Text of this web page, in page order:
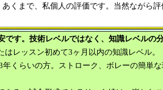
くまで、私個人の評価です。当然ながら
す。技術レベルではなく、知識レベルの分
レッスン初めて3ヶ月以内の知識レベル。
くらいの方。ストローク、ボレーの簡単